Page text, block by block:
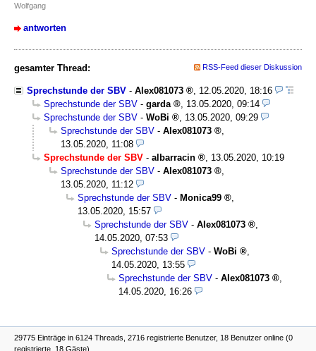
Wolfgang
antworten
gesamter Thread: RSS-Feed dieser Diskussion
Sprechstunde der SBV - Alex081073
12.05.2020, 18:16
Sprechstunde der SBV - garda
13.05.2020, 09:14
Sprechstunde der SBV - WoBi
13.05.2020, 09:29
Sprechstunde der SBV - Alex081073
13.05.2020, 11:08
Sprechstunde der SBV - albarracin
13.05.2020, 10:19
Sprechstunde der SBV - Alex081073
13.05.2020, 11:12
Sprechstunde der SBV - Monica99
13.05.2020, 15:57
Sprechstunde der SBV - Alex081073
14.05.2020, 07:53
Sprechstunde der SBV - WoBi
14.05.2020, 13:55
Sprechstunde der SBV - Alex081073
14.05.2020, 16:26
29775 Einträge in 6124 Threads, 2716 registrierte Benutzer, 18 Benutzer online (0
registrierte, 18 Gäste)